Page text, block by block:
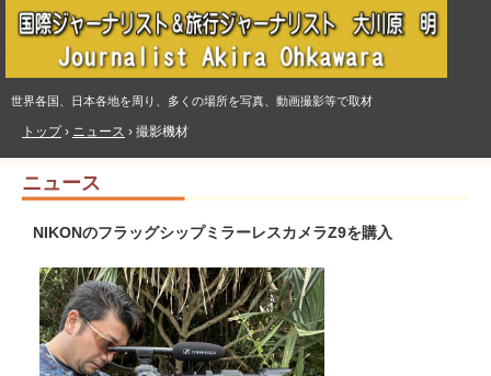
世界各国、日本各地を周り、多くの場所を写真、動画撮影等で取材
トップ› ニュース › 撮影機材
ニュース
NIKONのフラッグシップミラーレスカメラZ9を購入